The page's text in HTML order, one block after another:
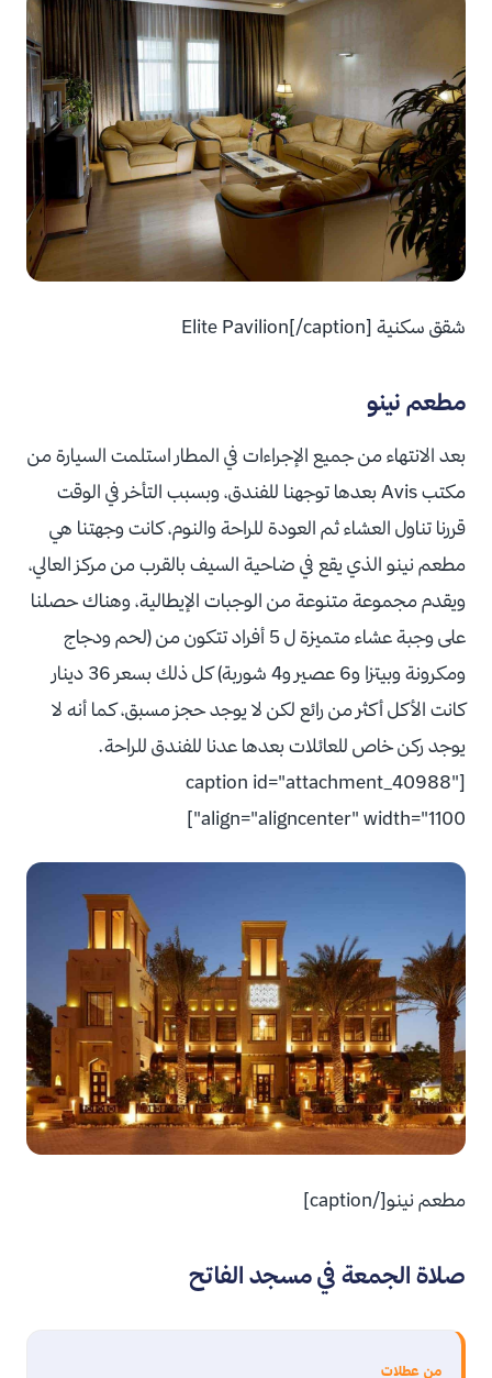
شقق سكنية Elite Pavilion[/caption]
مطعم نينو
بعد الانتهاء من جميع الإجراءات في المطار استلمت السيارة من
مكتب Avis بعدها توجهنا للفندق، وبسبب التأخر في الوقت
قررنا تناول العشاء ثم العودة للراحة والنوم، كانت وجهتنا هي
مطعم نينو الذي يقع في ضاحية السيف بالقرب من مركز العالي،
ويقدم مجموعة متنوعة من الوجبات الإيطالية، وهناك حصلنا
على وجبة عشاء متميزة ل 5 أفراد تتكون من (لحم ودجاج
ومكرونة وبيتزا و6 عصير و4 شوربة) كل ذلك بسعر 36 دينار
كانت الأكل أكثر من رائع لكن لا يوجد حجز مسبق، كما أنه لا
يوجد ركن خاص للعائلات بعدها عدنا للفندق للراحة.
[caption id="attachment_40988"
align="aligncenter" width="1100"]
مطعم نينو[/caption]
صلاة الجمعة في مسجد الفاتح
من عطلات